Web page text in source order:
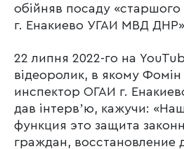
обійняв посаду
г. Енакиево УГАИ МВД
22 липня 2022-го на
відеоролик, в якому
инспектор ОГАИ г.
дав інтервʼю, кажучи:
функция это защита
граждан, восстановление